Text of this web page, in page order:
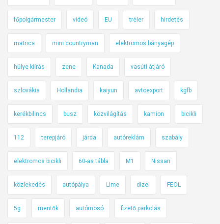
főpolgármester videó EU tréler hirdetés
matrica mini countryman elektromos bányagép
hülye kiírás zene Kanada vasúti átjáró
szlovákia Hollandia kaiyun avtoexport kgfb
kerékbilincs busz közvilágítás kamion bicikli
112 terepjáró járda autóreklám szabály
elektromos bicikli 60-as tábla M1 Nissan
közlekedés autópálya Lime dízel FEOL
5g mentők autómosó fizető parkolás